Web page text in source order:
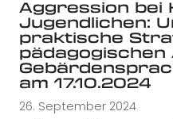
Aggression bei
Jugendlichen:
praktische
pädagogischen
am 17.10.2024
26. September 2024